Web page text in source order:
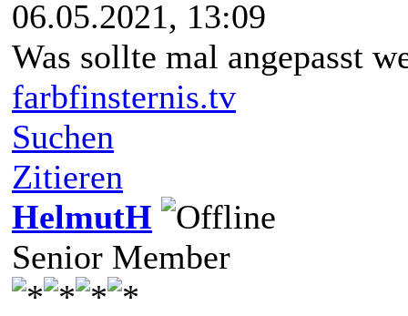
06.05.2021, 13:09
Was sollte mal angepasst
farbfinsternis.tv
Suchen
Zitieren
HelmutH
Senior Member